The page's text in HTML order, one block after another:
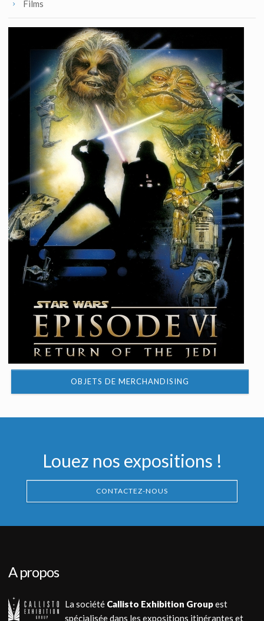
Films
OBJETS DE MERCHANDISING
Louez nos expositions !
CONTACTEZ-NOUS
A propos
La société Callisto Exhibition Groupest
spécialisée dans les expositions itinérantes et